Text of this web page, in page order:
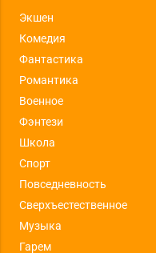
Экшен
Комедия
Фантастика
Романтика
Военное
Фэнтези
Школа
Спорт
Повседневность
Сверхъестественное
Музыка
Гарем